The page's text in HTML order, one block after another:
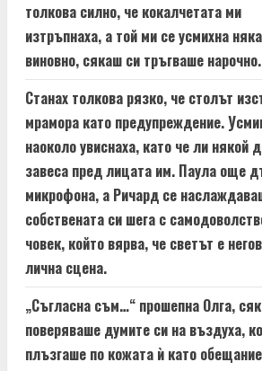
толкова силно, че кокалчетата ми
изтръпнаха, а той ми се усмихна
виновно, сякаш си тръгваше нарочно.
Станах толкова рязко, че столът
мрамора като предупреждение.
наоколо увиснаха, като че ли някой
завеса пред лицата им. Паула още
микрофона, а Ричард се
собствената си шега с
човек, който вярва, че светът е
лична сцена.
„Съгласна съм…“ прошепна Олга,
поверяваше думите си на въздуха,
плъзгаше по кожата ѝ като